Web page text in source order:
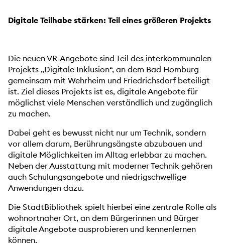
Digitale Teilhabe stärken: Teil eines größeren Projekts
Die neuen VR-Angebote sind Teil des interkommunalen
Projekts „Digitale Inklusion“, an dem Bad Homburg
gemeinsam mit Wehrheim und Friedrichsdorf beteiligt
ist. Ziel dieses Projekts ist es, digitale Angebote für
möglichst viele Menschen verständlich und zugänglich
zu machen.
Dabei geht es bewusst nicht nur um Technik, sondern
vor allem darum, Berührungsängste abzubauen und
digitale Möglichkeiten im Alltag erlebbar zu machen.
Neben der Ausstattung mit moderner Technik gehören
auch Schulungsangebote und niedrigschwellige
Anwendungen dazu.
Die StadtBibliothek spielt hierbei eine zentrale Rolle als
wohnortnaher Ort, an dem Bürgerinnen und Bürger
digitale Angebote ausprobieren und kennenlernen
können.